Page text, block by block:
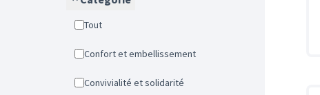
Tout
Confort et embellissement
Convivialité et solidarité